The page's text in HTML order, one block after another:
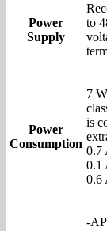
Power
Supply
to
Power
Consumption
7
is
0.7
0.1
0.6
-